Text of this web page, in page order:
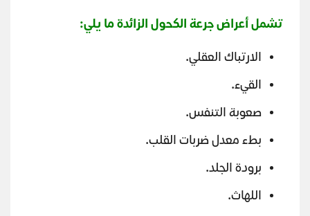
تشمل أعراض جرعة الكحول الزائدة ما يلي:
الارتباك العقلي.
القيء.
صعوبة التنفس.
بطء معدل ضربات القلب.
برودة الجلد.
اللهاث.